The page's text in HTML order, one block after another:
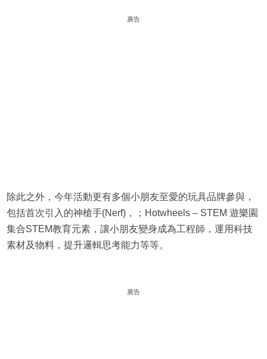
廣告
除此之外，今年活動更有多個小朋友至愛的玩具品牌參與，
包括首次引入的神槍手(Nerf)，；Hotwheels – STEM 遊樂園
集合STEM教育元素，讓小朋友變身成為工程師，運用科技
素材及物料，提升邏輯思考能力等等。
廣告